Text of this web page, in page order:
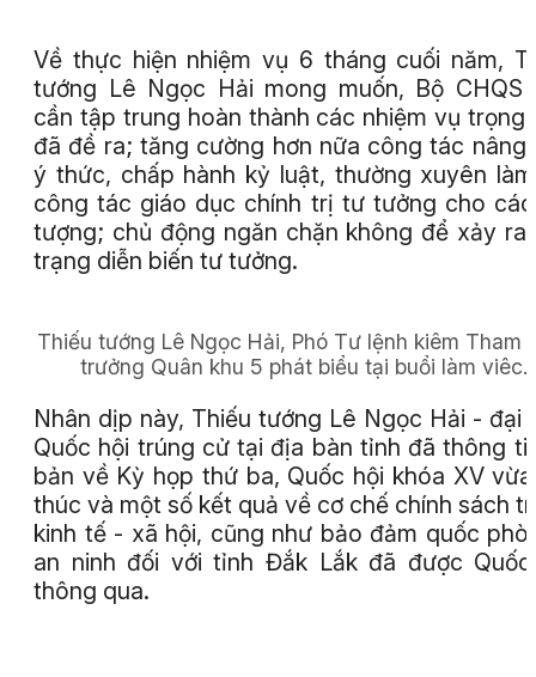
Về thực hiện nhiệm vụ 6 tháng cuối năm,
tướng Lê Ngọc Hải mong muốn, Bộ CHQS
cần tập trung hoàn thành các nhiệm vụ trọng
đã đề ra; tăng cường hơn nữa công tác nâng
ý thức, chấp hành kỷ luật, thường xuyên
công tác giáo dục chính trị tư tưởng cho
tượng; chủ động ngăn chặn không để xảy ra
trạng diễn biến tư tưởng.
Thiếu tướng Lê Ngọc Hải, Phó Tư lệnh kiêm Tham
trưởng Quân khu 5 phát biểu tại buổi làm viêc.
Nhân dịp này, Thiếu tướng Lê Ngọc Hải - đại
Quốc hội trúng cử tại địa bàn tỉnh đã thông
bản về Kỳ họp thứ ba, Quốc hội khóa XV
thúc và một số kết quả về cơ chế chính sách
kinh tế - xã hội, cũng như bảo đảm quốc
an ninh đối với tỉnh Đắk Lắk đã được
thông qua.